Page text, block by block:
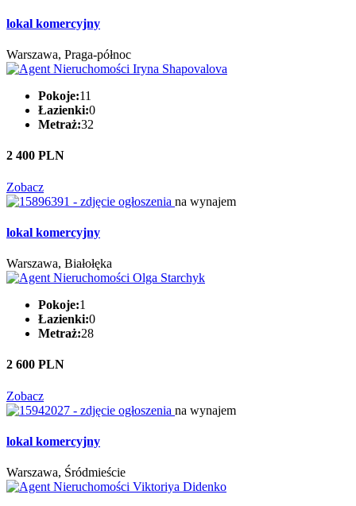
lokal komercyjny
Warszawa, Praga-północ
Pokoje:11
Łazienki:0
Metraż:32
2 400 PLN
Zobacz
na wynajem
lokal komercyjny
Warszawa, Białołęka
Pokoje:1
Łazienki:0
Metraż:28
2 600 PLN
Zobacz
na wynajem
lokal komercyjny
Warszawa, Śródmieście